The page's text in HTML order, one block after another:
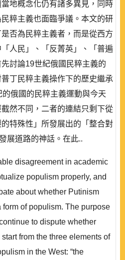
地概念化仍有諸多異見，同時
粹主義也面臨爭議。本文的研
否為民粹主義者，而是從西方
人民」、「反菁英」、「普遍
討論19世紀俄國民粹主義的
丁民粹主義操作下的歷史繼承
俄國的民粹主義運動與今天
然不同，二者的連結只剩下從
特殊性」所發展出的「整合對
展道路的神話。在此..
disagreement in academic
populism properly, and
about whether Putinism
of populism. The purpose
to dispute whether
from the three elements of
in the West: “the